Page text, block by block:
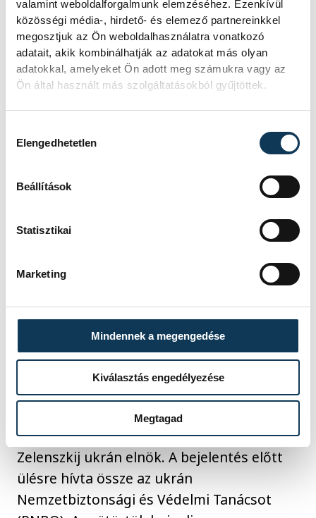
valamint weboldalforgalmunk elemzéséhez. Ezenkívül
közösségi média-, hirdető- és elemező partnereinkkel
megosztjuk az Ön weboldalhasználatra vonatkozó
adatait, akik kombinálhatják az adatokat más olyan
adatokkal, amelyeket Ön adott meg számukra vagy az
Ön által használt más szolgáltatásokból gyűjtöttek.
Elengedhetetlen
Beállítások
Statisztikai
Marketing
Mindennek a megengedése
Kiválasztás engedélyezése
Megtagad
szakadárok erőteljes tüzérségi tűz alá
vették az ukrán fegyveres erők állásait. A
fővárosban, Kijevben a Boriszpil
nemzetközi repülőtér felől hallottak
szemtanúk robbanást, illetve a Dnyeper
Fehéroroszországból, Oroszországból és a
Moszkva által önkényesen elcsatolt Krím
félszigetről indult - közölte csütörtökön az
ellenőrzőpontokat tüzérséggel,
nehézfegyverekkel és kézi lőfegyverekkel
támadják öt régióban, Luhanszk, Szumi,
Harkiv, Csernyihiv és Zsitomir megyékben,
valamint a Krím-félsziget felől.
Hadiállapotot vezettek be Ukrajnában -
jelentette be csütörtökön Volodimir
Zelenszkij ukrán elnök. A bejelentés előtt
ülésre hívta össze az ukrán
Nemzetbiztonsági és Védelmi Tanácsot